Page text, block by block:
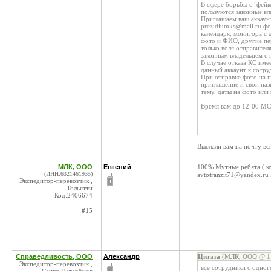
В сфере борьбы с
пользуются законные
Приглашаем ваш
prezidiumks@mail.ru
календаря, монитора с
фото и ФИО, другие
только воля
законным владельцем
В случае отказа КС
данный аккаунт к
При отправке фото на
приглашение и свои
тему, даты на фото или
Время вам до 12-00
Выслали вам на почту
МЛК, ООО
(ИНН:6321461935)
Экспедитор-перевозчик ,
Тольятти
Код:2406674
#15
Евгений
100% Мутные ребята (
avtotranzit71@yandex.ru
Справедливость, ООО
Экспедитор-перевозчик ,
Александр Цитата (МЛК, ООО @
все сотрудники с